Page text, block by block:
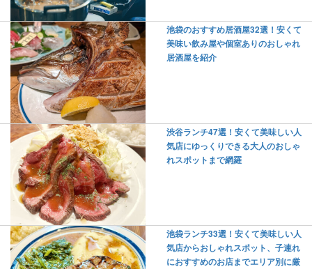
池袋のおすすめ居酒屋32選！安くて
美味い飲み屋や個室ありのおしゃれ
居酒屋を紹介
渋谷ランチ47選！安くて美味しい人
気店にゆっくりできる大人のおしゃ
れスポットまで網羅
池袋ランチ33選！安くて美味しい人
気店からおしゃれスポット、子連れ
におすすめのお店までエリア別に厳